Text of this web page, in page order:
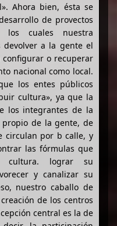
Ahora bien, ésta se
de provectos
cuales nuestra
devolver a la gente el
o recuperar
nacional como local.
los entes públicos
cultura», ya que la
los integrantes de la
de la gente, de
circulan por b calle, y
las fórmulas que
cultura. lograr su
y canalizar su
nuestro caballo de
de los centros
central es la de